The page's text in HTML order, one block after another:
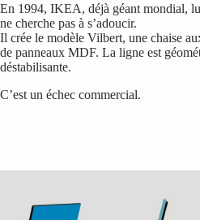
En 1994, IKEA, déjà géant mondial,
ne cherche pas à s’adoucir.
Il crée le modèle Vilbert, une chaise
de panneaux MDF. La ligne est
déstabilisante.
C’est un échec commercial.